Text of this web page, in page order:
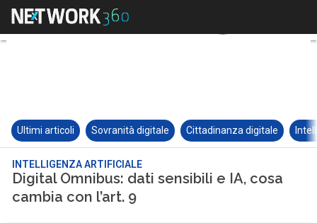
Ultimi articoli Sovranità digitale Cittadinanza digitale
INTELLIGENZA ARTIFICIALE
Digital Omnibus: dati sensibili e IA, cosa
cambia con l’art. 9